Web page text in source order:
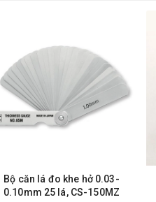
Bộ căn lá đo khe hở 0.03-
0.10mm 25 lá, CS-150MZ